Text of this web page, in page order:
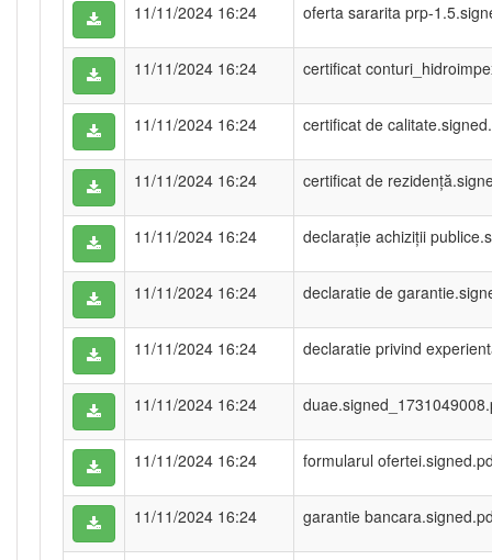
11/11/2024 16:24 oferta sararita prp-
11/11/2024 16:24 certificat
11/11/2024 16:24 certificat de
11/11/2024 16:24 certificat de
11/11/2024 16:24 declarație achiziții
11/11/2024 16:24 declaratie de
11/11/2024 16:24 declaratie privind
11/11/2024 16:24
11/11/2024 16:24 formularul
11/11/2024 16:24 garantie